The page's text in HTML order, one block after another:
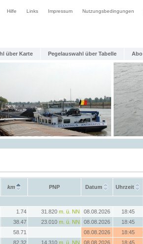
Hilfe Links Impressum Nutzungsbedingungen
über Karte Pegelauswahl über Tabelle Abo
km PNP Datum Uhrzeit
1.74 31.820 m. ü. NN 08.08.2026 18:45
38.47 23.010 m. ü. NN 08.08.2026 18:45
58.71 08.08.2026 18:45
82.32 14.310 m. ü. NN 08.08.2026 18:45